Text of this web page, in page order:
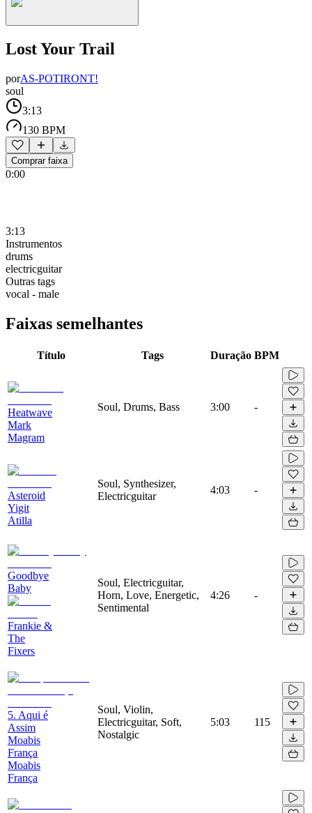
Lost Your Trail
porAS-POTIRONT!
soul
3:13
130 BPM
Comprar faixa
0:00
3:13
Instrumentos
drums
electricguitar
Outras tags
vocal - male
Faixas semelhantes
Título Tags Duração BPM
Heatwave
Mark
Magram
Soul, Drums, Bass 3:00 -
Asteroid
Yigit
Atilla
Soul, Synthesizer,
Electricguitar
4:03 -
Goodbye
Baby
Frankie &
The
Fixers
Soul, Electricguitar,
Horn, Love, Energetic,
Sentimental
4:26 -
5. Aqui é
Assim
Moabis
França
Moabis
França
Soul, Violin,
Electricguitar, Soft,
Nostalgic
5:03 115